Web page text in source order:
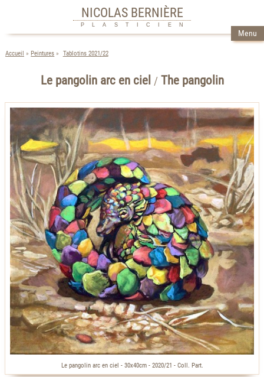
NICOLAS BERNIÈRE
PLASTICIEN
Menu
Accueil Peintures Tablotins 2021/22
Le pangolin arc en ciel /The pangolin
Le pangolin arc en ciel - 30x40cm - 2020/21 - Coll. Part.